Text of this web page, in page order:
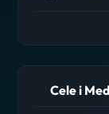
Cele i